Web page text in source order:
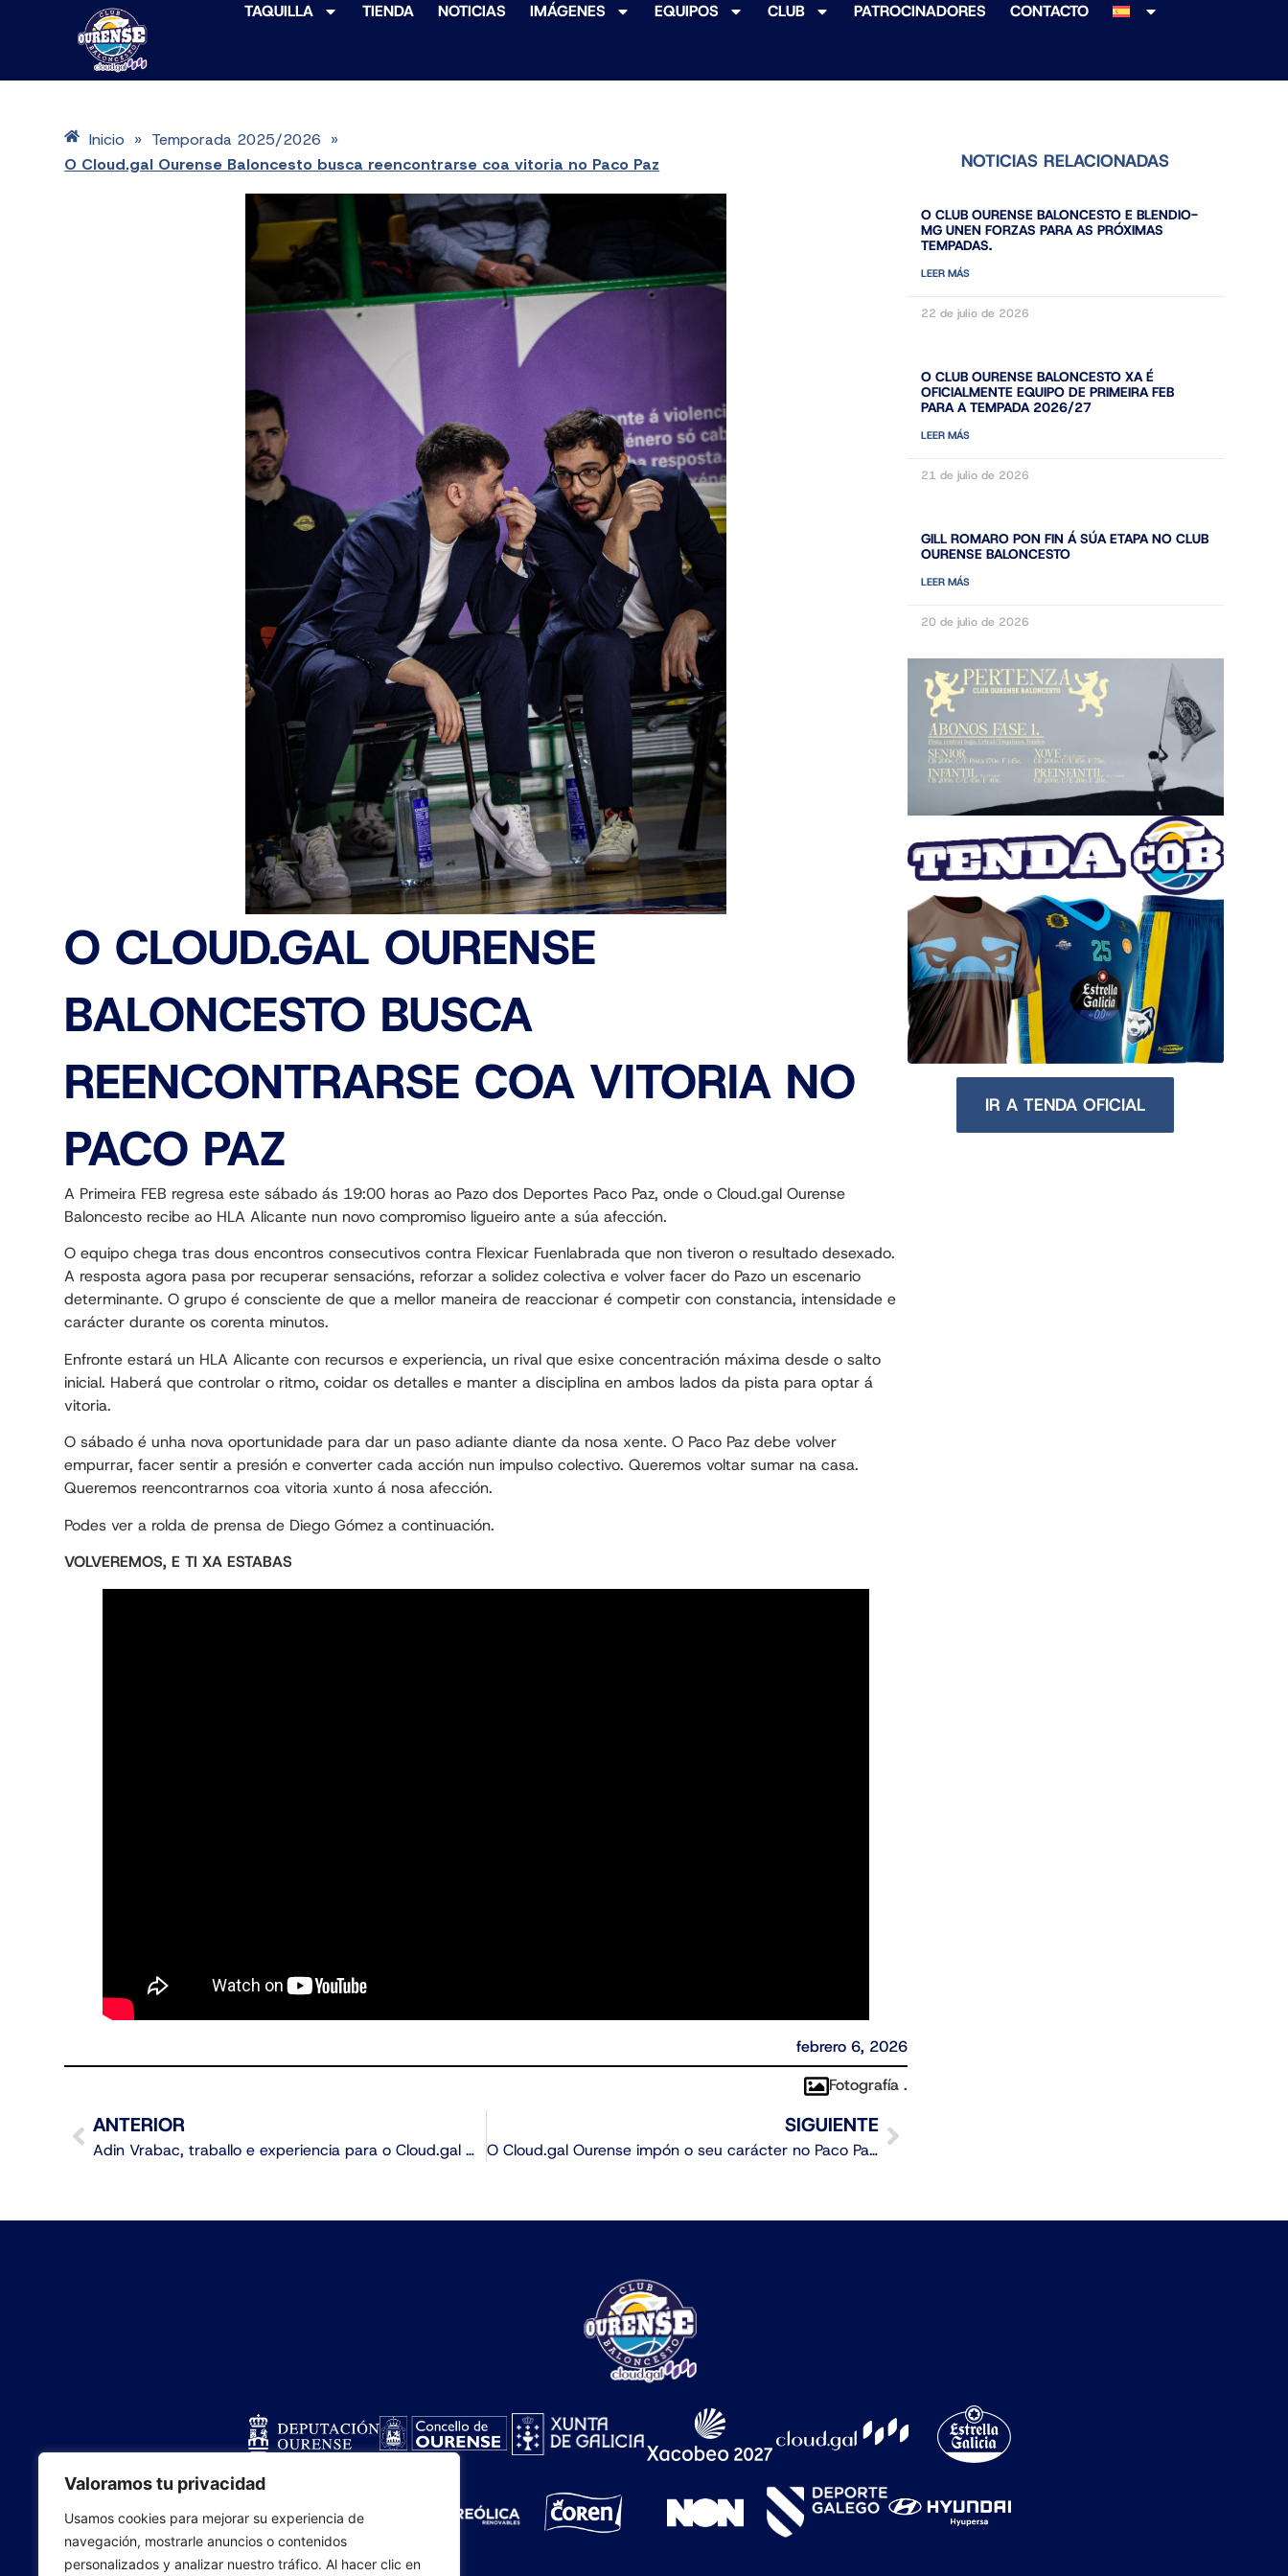
Valoramos tu privacidad
Usamos cookies para mejorar su experiencia de
navegación, mostrarle anuncios o contenidos
personalizados y analizar nuestro tráfico. Al hacer clic en
TAQUILLA TIENDA NOTICIAS IMÁGENES EQUIPOS CLUB PATROCINADORES CONTACTO
Inicio » Temporada 2025/2026 »
O Cloud.gal Ourense Baloncesto busca reencontrarse coa vitoria no Paco Paz
O CLOUD.GAL OURENSE
BALONCESTO BUSCA
REENCONTRARSE COA VITORIA NO
PACO PAZ
A Primeira FEB regresa este sábado ás 19:00 horas ao Pazo dos Deportes Paco Paz, onde o Cloud.gal Ourense
Baloncesto recibe ao HLA Alicante nun novo compromiso ligueiro ante a súa afección.
O equipo chega tras dous encontros consecutivos contra Flexicar Fuenlabrada que non tiveron o resultado desexado.
A resposta agora pasa por recuperar sensacións, reforzar a solidez colectiva e volver facer do Pazo un escenario
determinante. O grupo é consciente de que a mellor maneira de reaccionar é competir con constancia, intensidade e
carácter durante os corenta minutos.
Enfronte estará un HLA Alicante con recursos e experiencia, un rival que esixe concentración máxima desde o salto
inicial. Haberá que controlar o ritmo, coidar os detalles e manter a disciplina en ambos lados da pista para optar á
vitoria.
O sábado é unha nova oportunidade para dar un paso adiante diante da nosa xente. O Paco Paz debe volver
empurrar, facer sentir a presión e converter cada acción nun impulso colectivo. Queremos voltar sumar na casa.
Queremos reencontrarnos coa vitoria xunto á nosa afección.
Podes ver a rolda de prensa de Diego Gómez a continuación.
VOLVEREMOS, E TI XA ESTABAS
febrero 6, 2026
Fotografía .
ANTERIOR
Adin Vrabac, traballo e experiencia para o Cloud.gal Ourense Baloncesto
SIGUIENTE
O Cloud.gal Ourense impón o seu carácter no Paco Paz e supera ao HLA Alicante
NOTICIAS RELACIONADAS
O CLUB OURENSE BALONCESTO E BLENDIO-
MG UNEN FORZAS PARA AS PRÓXIMAS
TEMPADAS.
LEER MÁS
22 de julio de 2026
O CLUB OURENSE BALONCESTO XA É
OFICIALMENTE EQUIPO DE PRIMEIRA FEB
PARA A TEMPADA 2026/27
LEER MÁS
21 de julio de 2026
GILL ROMARO PON FIN Á SÚA ETAPA NO CLUB
OURENSE BALONCESTO
LEER MÁS
20 de julio de 2026
IR A TENDA OFICIAL